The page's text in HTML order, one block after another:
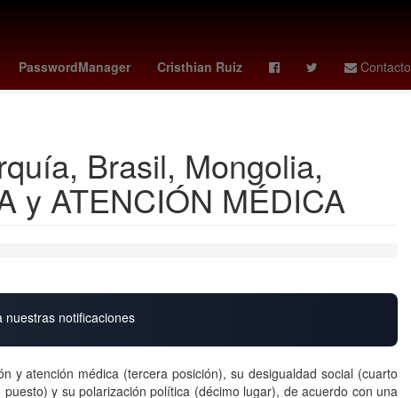
PasswordManager Cristhian Ruiz Contacto
de Ciencias Políticas y Sociales UAQ obsession
Chelsea
Brasil, Mongolia,
y ATENCIÓN MÉDICA
notificaciones
y atención médica (tercera posición), su desigualdad social (cuarto
y su polarización política (décimo lugar), de acuerdo con una